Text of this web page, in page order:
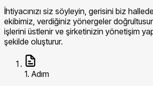
İhtiyacınızı siz söyleyin, gerisini biz
ekibimiz, verdiğiniz yönergeler
işlerini üstlenir ve şirketinizin yönetişim
şekilde oluşturur.
1. Adım